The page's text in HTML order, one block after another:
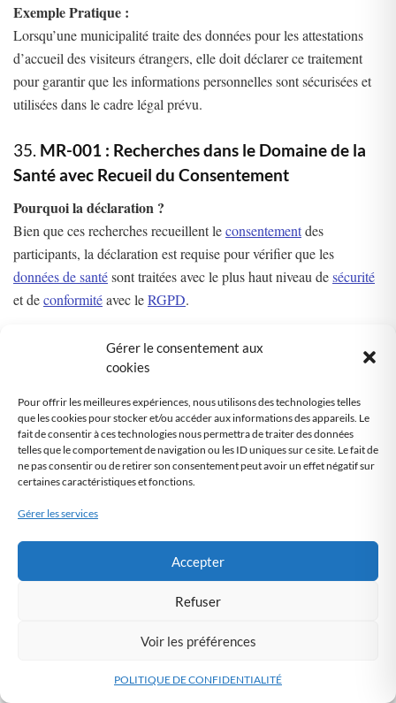
Gérer le consentement aux
cookies
Pour offrir les meilleures expériences, nous utilisons des technologies telles
que les cookies pour stocker et/ou accéder aux informations des appareils. Le
fait de consentir à ces technologies nous permettra de traiter des données
telles que le comportement de navigation ou les ID uniques sur ce site. Le fait de
ne pas consentir ou de retirer son consentement peut avoir un effet négatif sur
certaines caractéristiques et fonctions.
Gérer les services
Accepter
Refuser
Voir les préférences
POLITIQUE DE CONFIDENTIALITÉ
Exemple Pratique :
Lorsqu’une municipalité traite des données pour les attestations
d’accueil des visiteurs étrangers, elle doit déclarer ce traitement
pour garantir que les informations personnelles sont sécurisées et
utilisées dans le cadre légal prévu.
35. MR-001 : Recherches dans le Domaine de la
Santé avec Recueil du Consentement
Pourquoi la déclaration ?
Bien que ces recherches recueillent leconsentementdes
participants, la déclaration est requise pour vérifier que les
données de santésont traitées avec le plus haut niveau desécurité
et deconformitéavec leRGPD.
Une étude clinique où les participants consentent à partager leurs
consentementest correctement documenté et que les données sont
traitées de manière sécurisée et éthique.
résultat de l’analyse d’impact peut-il dispenser de
consulter la CNIL ?
La CNIL publie sont guide SPST dans le cadre de
liens vers nos ressources.
DPO PARTAGE : Votre expert en RGPD à